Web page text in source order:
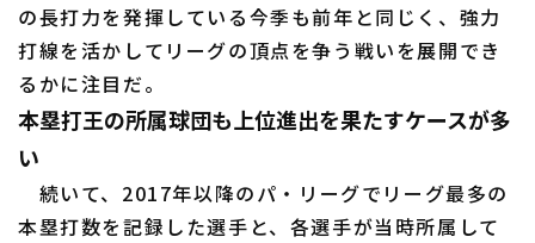
の長打力を発揮している今季も前年と同じく、強力
打線を活かしてリーグの頂点を争う戦いを展開でき
るかに注目だ。
本塁打王の所属球団も上位進出を果たすケースが多
い
続いて、2017年以降のパ・リーグでリーグ最多の
本塁打数を記録した選手と、各選手が当時所属して